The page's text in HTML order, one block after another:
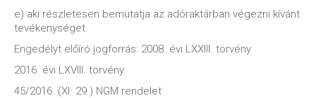
e) aki részletesen bemutatja az adóraktárban végezni kívánt
tevékenységet.
Engedélyt előíró jogforrás: 2008. évi LXXIII. törvény
2016. évi LXVIII. törvény
45/2016. (XI. 29.) NGM rendelet